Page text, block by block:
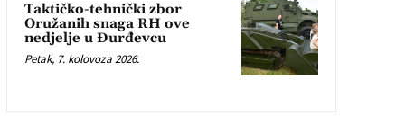
Taktičko-tehnički zbor
Oružanih snaga RH ove
nedjelje u Đurđevcu
Petak, 7. kolovoza 2026.